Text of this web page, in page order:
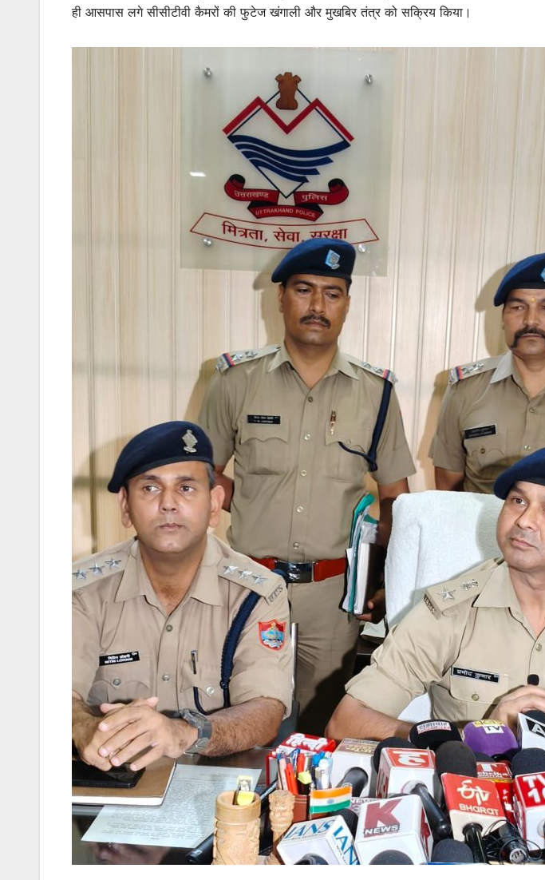
ही आसपास लगे सीसीटीवी कैमरों की फुटेज खंगाली और मुखबिर तंत्र को सक्रिय किया।